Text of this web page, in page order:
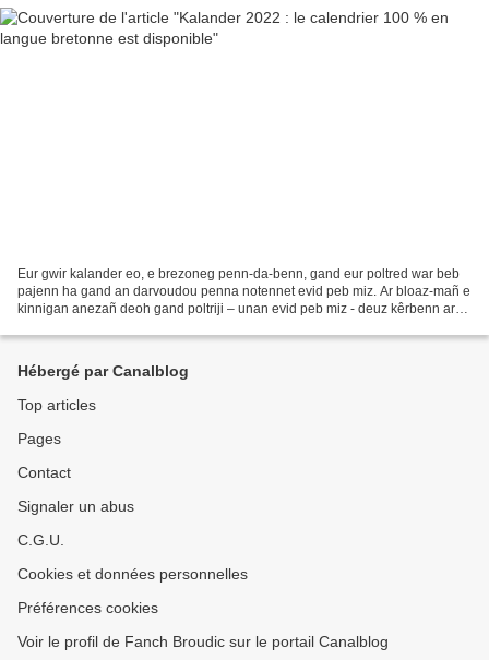
Eur gwir kalander eo, e brezoneg penn-da-benn, gand eur poltred war beb
pajenn ha gand an darvoudou penna notennet evid peb miz. Ar bloaz-mañ e
kinnigan anezañ deoh gand poltriji – unan evid peb miz - deuz kêrbenn ar
Hébergé par Canalblog
Top articles
Pages
Contact
Signaler un abus
C.G.U.
Cookies et données personnelles
Préférences cookies
Voir le profil de Fanch Broudic sur le portail Canalblog